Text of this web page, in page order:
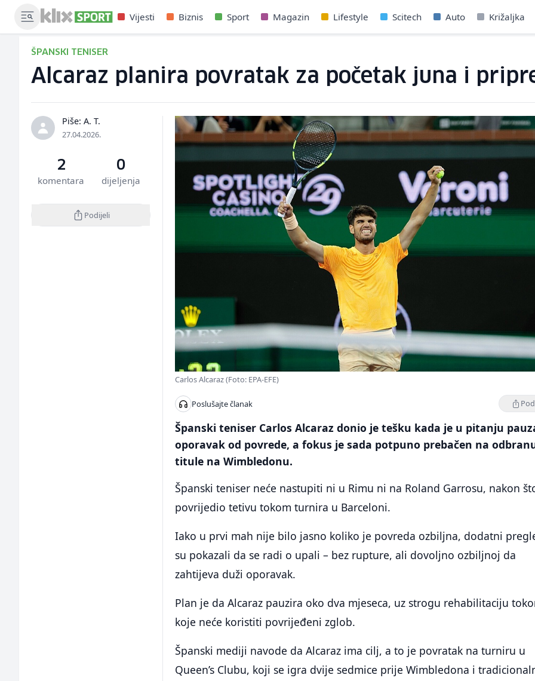
Vijesti Biznis Sport Magazin Lifestyle Scitech Auto Križaljka
ŠPANSKI TENISER
Alcaraz planira povratak za početak juna i
Piše: A. T.
27.04.2026.
2
komentara
0
dijeljenja
Podijeli
Carlos Alcaraz (Foto: EPA-EFE)
Poslušajte članak
Španski teniser Carlos Alcaraz donio je tešku kada je u pitanju
oporavak od povrede, a fokus je sada potpuno prebačen na
titule na Wimbledonu.
Španski teniser neće nastupiti ni u Rimu ni na Roland Garrosu, nakon
povrijedio tetivu tokom turnira u Barceloni.
Iako u prvi mah nije bilo jasno koliko je povreda ozbiljna, dodatni
su pokazali da se radi o upali – bez rupture, ali dovoljno ozbiljnoj da
zahtijeva duži oporavak.
Plan je da Alcaraz pauzira oko dva mjeseca, uz strogu rehabilitaciju
koje neće koristiti povrijeđeni zglob.
Španski mediji navode da Alcaraz ima cilj, a to je povratak na turniru u
Queen’s Clubu, koji se igra dvije sedmice prije Wimbledona i